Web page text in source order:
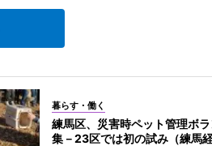
暮らす・働く
練馬区、災害時ペット管理ボ
集－23区では初の試み（練馬経